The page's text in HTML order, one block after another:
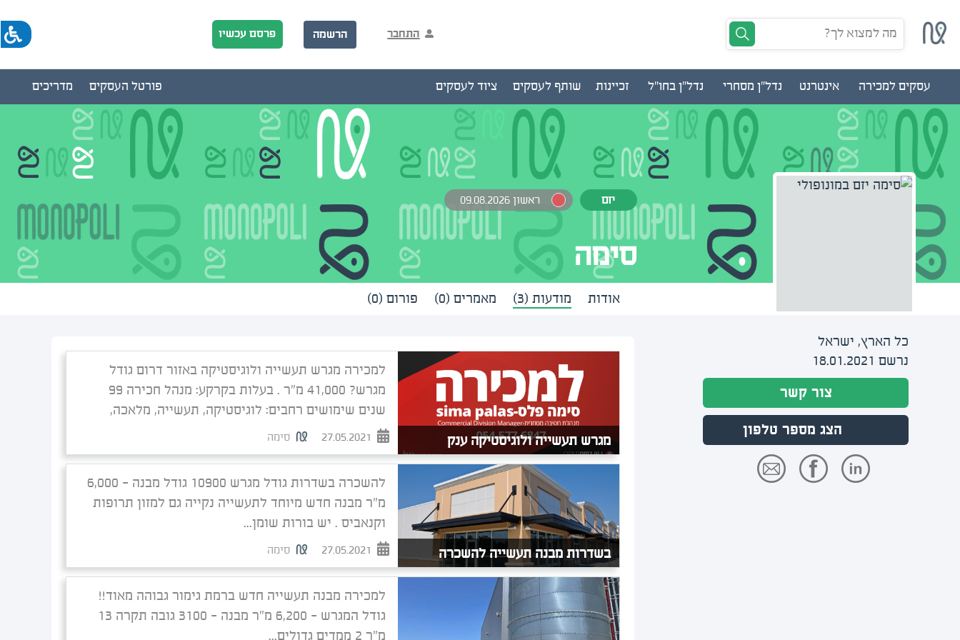
מה למצוא לך? התחבר הרשמה פרסם עכשיו
עסקים למכירה אינטרנט נדל"ן מסחרי נדל"ן בחו"ל זכיינות שותף לעסקים ציוד לעסקים מדריכים פורטל העסקים
יזם ראשון 09.08.2026
סימה
כל הארץ, ישראל
נרשם 18.01.2021
צור קשר
הצג מספר טלפון
אודות מודעות (3) מאמרים (0) פורום (0)
מגרש תעשייה ולוגיסטיקה ענק
למכירה מגרש תעשייה ולוגיסטיקה באזור דרום גודל
מגרש? 41,000 מ"ר . בעלות בקרקע: מנהל חכירה 99
שנים שימושים רחבים: לוגיסטיקה, תעשייה, מלאכה,
אחסנה....
סימה
בשדרות מבנה תעשייה להשכרה
להשכרה בשדרות גודל מגרש 10900 גודל מבנה - 6,000
מ"ר מבנה חדש מיוחד לתעשייה נקייה גם למזון תרופות
וקנאביס . יש בורות שומן...
סימה
למכירה מבנה תעשייה חדש ברמת גימור גבוהה מאוד!!
גודל המגרש - 6,200 מ"ר מבנה - 3100 גובה תקרה 13
מ"ר 2 ממדים גדולים...